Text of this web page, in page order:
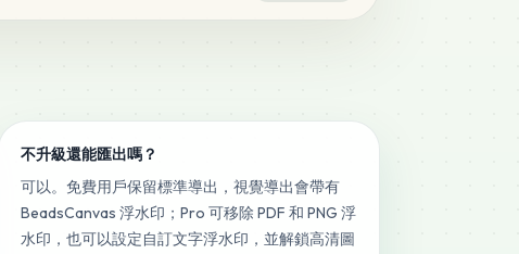
不升級還能匯出嗎？
可以。免費用戶保留標準導出，視覺導出會帶有
BeadsCanvas 浮水印；Pro 可移除 PDF 和 PNG 浮
水印，也可以設定自訂文字浮水印，並解鎖高清圖